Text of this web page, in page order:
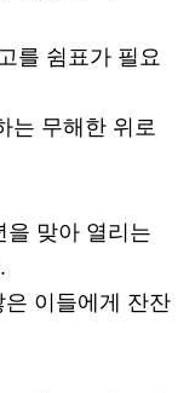
를 쉼표가 필요
는 무해한 위로
을 맞아 열리는
이들에게 잔잔